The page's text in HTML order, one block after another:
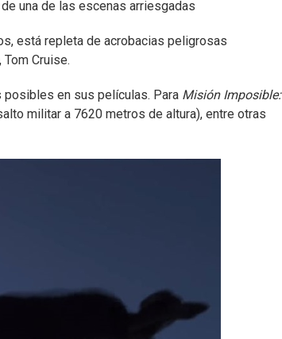
una de las escenas arriesgadas
está repleta de acrobacias peligrosas
Cruise.
posibles en sus películas. Para Misión Imposible:
militar a 7620 metros de altura), entre otras